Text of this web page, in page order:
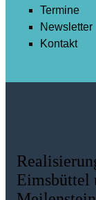
Termine
Newsletter
Kontakt
Eimsbüttel